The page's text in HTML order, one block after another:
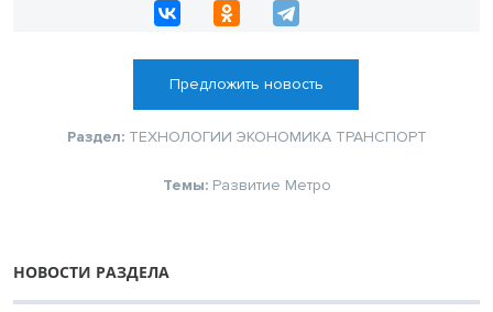
Предложить новость
Раздел: ТЕХНОЛОГИИ ЭКОНОМИКА ТРАНСПОРТ
Темы: Развитие Метро
НОВОСТИ РАЗДЕЛА